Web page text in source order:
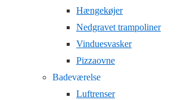
Hængekøjer
Nedgravet trampoliner
Vinduesvasker
Pizzaovne
Badeværelse
Luftrenser